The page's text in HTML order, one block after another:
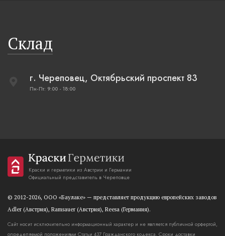
Склад
г. Череповец, Октябрьский проспект 83
Пн-Пт: 9:00 - 18:00
Краски и герметики из Австрии и Германии
Официальный представитель в Череповце
© 2012-2026, OOO «Баулаке» — представляет продукцию европейских заводов
Adler (Австрия), Ramsauer (Австрия), Reesa (Германия).
Сайт носит исключительно информационный характер и не является публичной орфертой,
определяемой положениями Статьи 437 Гражданского кодекса. Сроки доставки